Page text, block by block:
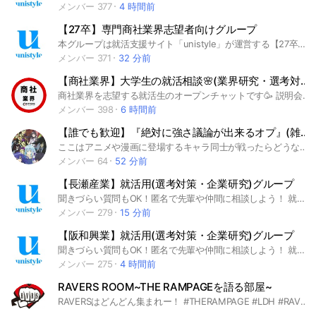
メンバー 377
4 時間前
【27卒】専門商社業界志望者向けグループ
本グループは就活支援サイト「unistyle」が運営する【27卒】専門商社業界志望者向けのグループになります。 #就活 #27卒 #商社 #専門商社 #インターンシップ #本選考 #大学生 #unistyle #ユニスタイル #面接 #採用 #内定 #ES #エントリーシート #自己分析 #業界研究 #企業研究 #自己PR #ガクチカ #学生時代頑張ったこと #志望動機 #webテスト #ウェブテスト #GD #グループディスカッション #グルディス #OB訪問 #企業選び #就活対策 #就活準備 #大手企業 #中小企業 #ベンチャー企業 #日系企業 #メタルワン #日鉄物産 #阪和興業 #伊藤忠丸紅鉄鋼 #JFE商事 #長瀬産業 #岩谷産業 #岡谷鋼機 #住友商事グローバルメタルズ #豊島 #三谷商事
メンバー 371
32 分前
【商社業界】大学生の就活相談🌸(業界研究・選考対策・面接練習)27卒/28卒/29卒
商社業界を志望する就活生のオープンチャットです🥳 説明会、インターン、選考対策の情報共有に是非是非ご活用ください🎉 #就活 #27卒 #28卒 #29卒 #30卒 #3年生 #就職 #採用 #商社 #商社業界 #インターン #インターンシップ #面接 #エントリーシート #ES #グループワーク #自己分析 #自己PR #WEBテスト #SPI #玉手箱#早期選考#WEBテスト #SPI #ENG #GAB #CAB #TG-WEB #SCOA #CUBIC #TAP #eF-1G #3E-IP #TAL #BRIDGE #専門商社 #総合商社#三菱商事 #三井物産 #伊藤忠商事 #丸紅 #住友商事 #双日 #豊田通商 #兼松 #伊藤忠丸紅鉄鋼 #岡谷鋼機 #三菱食品 #メタルワン #伊藤忠エネクス #阪和興業 #日鉄住金物産 #岩谷産業 #長瀬産業 #Gritters Intern #Gritters
メンバー 398
6 時間前
【誰でも歓迎】『絶対に強さ議論が出来るオプ』(雑談OK・特殊スキルを用いたオセロも可)
ここはアニメや漫画に登場するキャラ同士が戦ったらどうなるかを議論するオプです (※管理人が考案したアニメや漫画に登場する特殊能力を使って行う複数人対戦可能なオセロが出来るオプでもあります) 見る専でもいいので気軽に参加してくれたら嬉しいです 因みにこのオプの名前が『絶対に強さ議論が出来るオプ』である理由は、強いと思うキャラの詳細を書いてから管理人をメンションすれば、元強さ議論中毒だった管理人が来て絶対に議論になるからです(笑) 以下、ここのオプの説明です 議論対象に有名か無名かは関係ない為、強さ議論に出したいキャラが居るのであれば積極的にそのキャラの詳細を書き込む事を推奨する キャラの強さに応じて序列を決める制度であるランキングを設けている為、自分が強いと思うキャラの詳細を書き込んでくれたなら、そのキャラがランキングの何処に位置する強さを持つキャラとなるかを議論によって決めるものとする ランキングに異論が出た場合は、どのような理由で異議があるのかを確認した後に序列変更を行うものとするが、序列変更に反対する者が出た場合は、議論の勝敗によって序列変更を行うか否かを決めるものとする デマや間違いがあった場合はデマや間違いがあったキャラの評価を見直す為の議論を行うものとする オリキャラによる議論を行うルーム等も存在してる為、自身が作成したオリキャラを使って他の者が作成したオリキャラと対戦する事が可能 以上 以下検索用 #強さ比べ #強さ議論 #最強議論 #アニメ #漫画 #ラノベ #めだかボックス #野生のラスボスが現れた！ #問題児たちが異世界から来るそうですよ？ #盾の勇者の成り上がり #勇者召喚に巻き込まれたけど、異世界は平和でした #トリニティセブン #GetBackers #ロクでなし魔術講師と禁忌教典 #魔王学院の不適合者 #即死チートが最強すぎて、異世界のやつらがまるで相手にならないんですが。 #転生したらスライムだった件 #とある魔術の禁書目録 #うみねこのなく頃に #神咒神威神楽 獅子目言彦、ルファス、クロムエイナ、逆廻十六夜、岩谷尚文、春日アラタ、赤屍蔵人、グレンレイダース、アノス、高遠夜霧、リムル、右方のフィアンマ、フェザリーヌ、第六天波旬
メンバー 64
52 分前
【長瀬産業】就活用(選考対策・企業研究)グループ
聞きづらい質問もOK！匿名で先輩や仲間に相談しよう！ 就活サイトunistyleが運営する長瀬産業の就活情報(選考対策/企業研究)共有グループです。 #就活 #長瀬産業 #専門商社業界 #インターンシップ #本選考 #unistyle #ユニスタイル #面接 #採用 #内定 #ES #エントリーシート #自己分析 #業界研究 #企業研究 #自己PR #ガクチカ #学生時代頑張ったこと #志何望動機 #webテスト #ウェブテスト #GD #グループディスカッション #グルディス #OB訪問 #企業選び #就活対策 #就活準備 #大手企業 #日系企業 ▼unistyleが運営する専門商社のオプチャグループ▼ メタルワン / 伊藤忠丸紅鉄鋼（MISI) / 阪和興業 / 日鉄物産 / 豊島 / 岩谷産業 / JFE商事 / 長瀬産業 / 兼松 / 岡谷鋼機 / 三菱食品 / 伊藤忠食品 / 山善 / 伊藤忠エネクス / 日本アクセス / PALTAC（パルタック） / 三井食品 / ユアサ商事 / 加藤産業 / マクニカ / あらた / 全日空商事 / 帝人フロンティア / 住友商事グローバルメタルズ / 蝶理 / UACJ(旧 古河スカイ) / 豊通マテリアル ▼長瀬産業の企業研究はこちらから▼ https://x.gd/EY39E
メンバー 279
15 分前
【阪和興業】就活用(選考対策・企業研究)グループ
聞きづらい質問もOK！匿名で先輩や仲間に相談しよう！ 就活サイトunistyleが運営する阪和興業の就活情報(選考対策/企業研究)共有グループです。 #就活 #阪和興業 #専門商社業界 #インターンシップ #本選考 #unistyle #ユニスタイル #面接 #採用 #内定 #ES #エントリーシート #自己分析 #業界研究 #企業研究 #自己PR #ガクチカ #学生時代頑張ったこと #志何望動機 #webテスト #ウェブテスト #GD #グループディスカッション #グルディス #OB訪問 #企業選び #就活対策 #就活準備 #大手企業 #日系企業 ▼unistyleが運営する専門商社のオプチャグループ▼ メタルワン / 伊藤忠丸紅鉄鋼（MISI) / 阪和興業 / 日鉄物産 / 豊島 / 岩谷産業 / JFE商事 / 長瀬産業 / 兼松 / 岡谷鋼機 / 三菱食品 / 伊藤忠食品 / 山善 / 伊藤忠エネクス / 日本アクセス / PALTAC（パルタック） / 三井食品 / ユアサ商事 / 加藤産業 / マクニカ / あらた / 全日空商事 / 帝人フロンティア / 住友商事グローバルメタルズ / 蝶理 / UACJ(旧 古河スカイ) / 豊通マテリアル ▼阪和興業の企業研究はこちらから▼ https://x.gd/4s2yz
メンバー 275
4 時間前
RAVERS ROOM~THE RAMPAGEを語る部屋~
RAVERSはどんどん集まれー！ #THERAMPAGE #LDH #RAVERS #LIKIYA #陣 #RIKU #神谷健太 #与那嶺瑠唯 #山本彰吾 #川村壱馬 #吉野北人 #岩谷翔吾 #浦川翔平 #藤原樹 #武知海青 #長谷川慎 #龍 #鈴木昂秀 #後藤拓磨 #ランペ #EXILETRIBE